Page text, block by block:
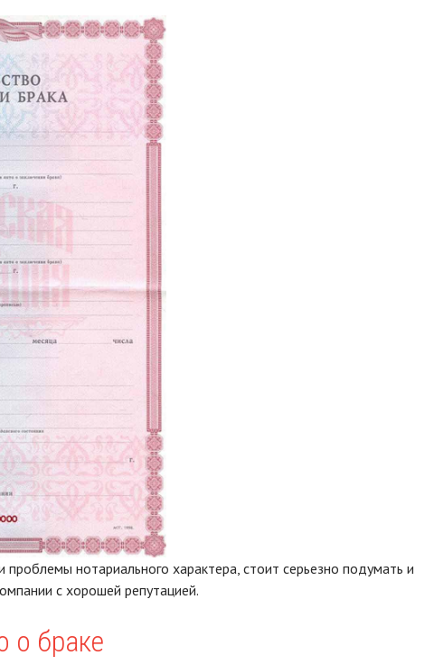
нотариального характера, стоит серьезно подумать и
с хорошей репутацией.
о браке